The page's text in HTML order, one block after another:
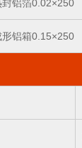
封铝箔0.02×250
形铝箱0.15×250